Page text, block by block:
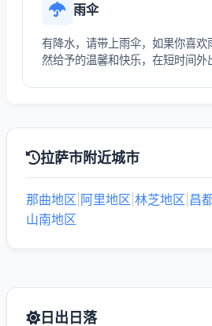
雨伞
有降水，请带上雨伞，如果你喜欢
然给予的温馨和快乐，在短时间外
拉萨市附近城市
那曲地区 阿里地区 林芝地区 昌
山南地区
日出日落